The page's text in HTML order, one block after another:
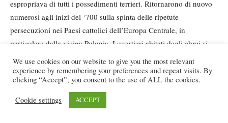
espropriava di tutti i possedimenti terrieri. Ritornarono di nuovo
numerosi agli inizi del ‘700 sulla spinta delle ripetute
persecuzioni nei Paesi cattolici dell’Europa Centrale, in
particolare dalla vicina Polonia. I quartieri abitati dagli ebrei si
prima sinagoga. Rimasero tuttavia in vigore quelle leggi che già
in passato avevano limitato i diritti della comunità. I luoghi di
culto dovevano essere obbligatoriamente costruiti in legno e a
una certa distanza dalle chiese cristiane, mentre al di fuori di essi
We use cookies on our website to give you the most relevant
experience by remembering your preferences and repeat visits. By
clicking “Accept”, you consent to the use of ALL the cookies.
Cookie settings ACCEPT